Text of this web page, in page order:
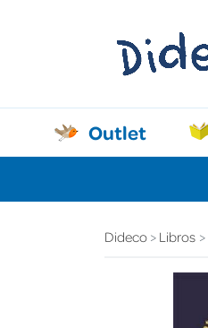
Outlet
Dideco Libros